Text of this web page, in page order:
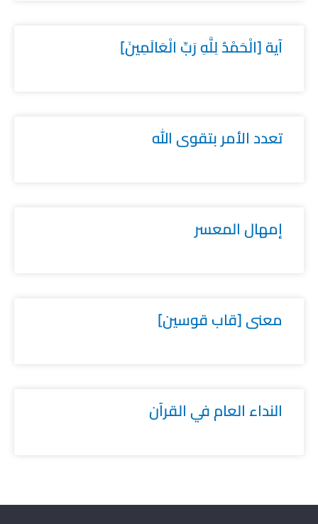
آية [الْحَمْدُ لِلَّهِ رَبِّ الْعَالَمِينَ]
تعدد الأمر بتقوى الله
إمهال المعسر
معنى [قاب قوسين]
النداء العام في القرآن